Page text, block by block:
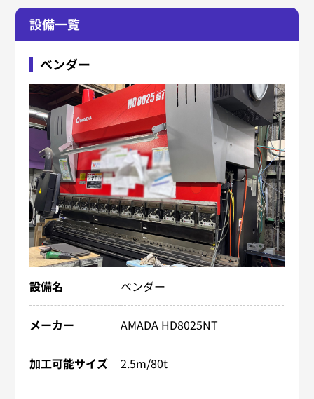
設備一覧
ベンダー
設備名 ベンダー
メーカー AMADA HD8025NT
加工可能サイズ 2.5m/80t